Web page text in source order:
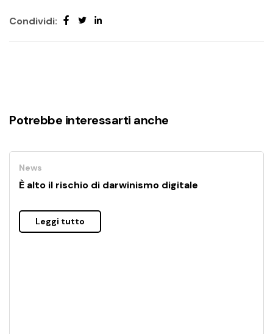
Condividi:
Potrebbe interessarti anche
News
È alto il rischio di darwinismo digitale
Leggi tutto